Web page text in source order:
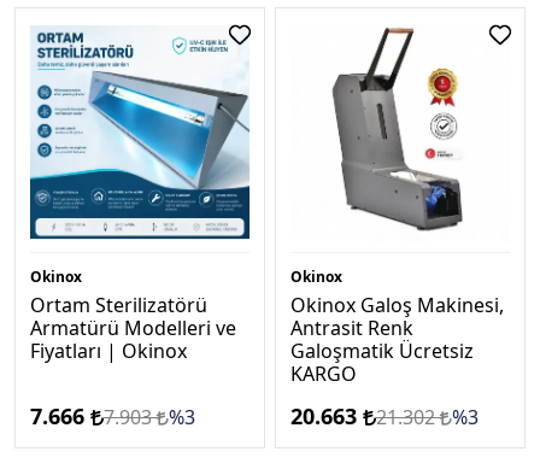
Okinox
Ortam Sterilizatörü
Armatürü Modelleri ve
Fiyatları | Okinox
7.666 7.903 %3
Okinox
Okinox Galoş Makinesi,
Antrasi̇t Renk
Galoşmatik Ücretsi̇z
KARGO
20.663 21.302 %3